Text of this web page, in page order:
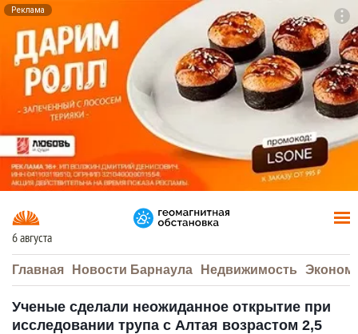
Реклама
6 августа
Главная Новости Барнаула Недвижимость
Ученые сделали неожиданное открытие при
исследовании трупа с Алтая возрастом 2,5